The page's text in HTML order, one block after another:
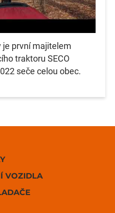
je první majitelem
traktoru SECO
seče celou obec.
VOZIDLA